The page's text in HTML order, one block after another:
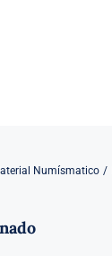
Numísmatico